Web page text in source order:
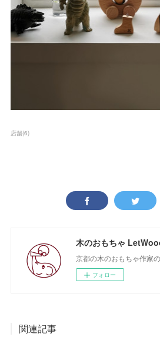
店舗(6)
木のおもちゃ
京都の木のおもちゃ作家
フォロー
関連記事